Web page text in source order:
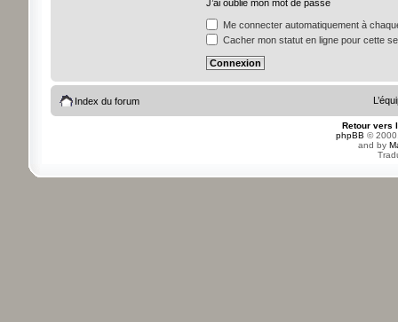
J’ai oublié mon mot de passe
Me connecter automatiquement à
Cacher mon statut en ligne pour cette
Index du forum
Retour vers
phpBB ©
and by